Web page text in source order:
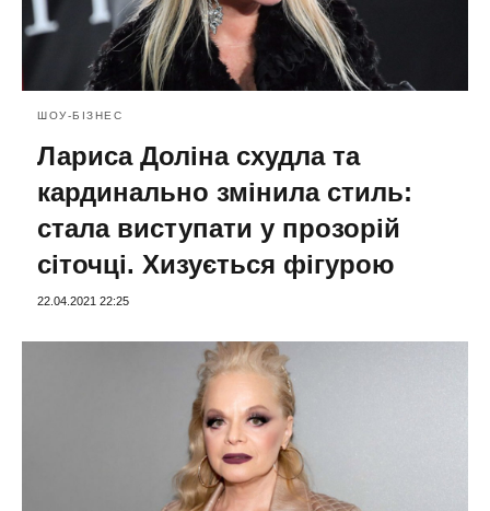
ШОУ-БІЗНЕС
Лариса Доліна схудла та
кардинально змінила стиль:
стала виступати у прозорій
сіточці. Хизується фігурою
22.04.2021 22:25